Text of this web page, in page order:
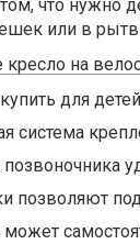
что нужно
или в
кресло на
для
система
позволяют